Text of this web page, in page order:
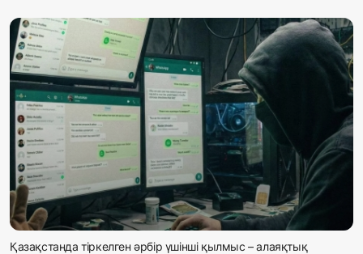
Қазақстанда тіркелген әрбір үшінші қылмыс – алаяқтық